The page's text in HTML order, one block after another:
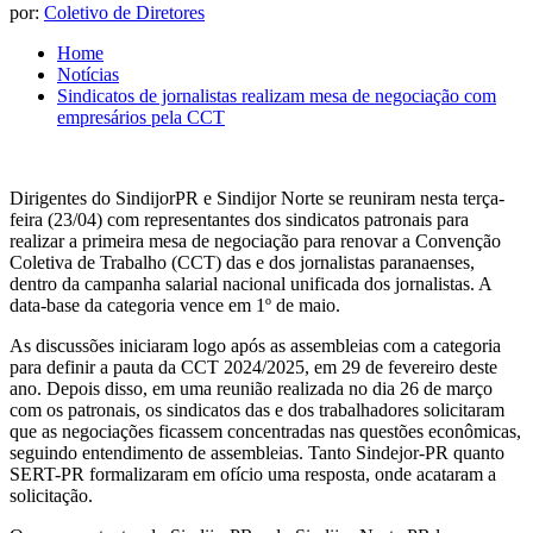
por: Coletivo de Diretores
Home
Notícias
Sindicatos de jornalistas realizam mesa de negociação com
empresários pela CCT
Dirigentes do SindijorPR e Sindijor Norte se reuniram nesta terça-
feira (23/04) com representantes dos sindicatos patronais para
realizar a primeira mesa de negociação para renovar a Convenção
Coletiva de Trabalho (CCT) das e dos jornalistas paranaenses,
dentro da campanha salarial nacional unificada dos jornalistas. A
data-base da categoria vence em 1º de maio.
As discussões iniciaram logo após as assembleias com a categoria
para definir a pauta da CCT 2024/2025, em 29 de fevereiro deste
ano. Depois disso, em uma reunião realizada no dia 26 de março
com os patronais, os sindicatos das e dos trabalhadores solicitaram
que as negociações ficassem concentradas nas questões econômicas,
seguindo entendimento de assembleias. Tanto Sindejor-PR quanto
SERT-PR formalizaram em ofício uma resposta, onde acataram a
solicitação.